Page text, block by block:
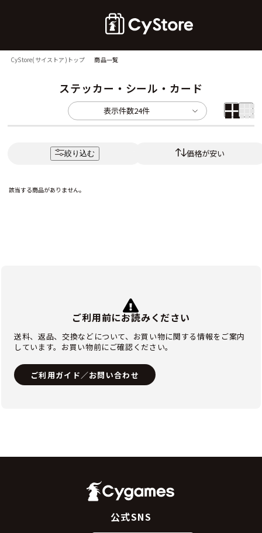
CyStore(サイストア)トップ 商品一覧
ステッカー・シール・カード
表示件数24件
絞り込む 価格が安い
該当する商品がありません。
ご利用前にお読みください
送料、返品、交換などについて、お買い物に関する情報をご案内
しています。お買い物前にご確認ください。
ご利用ガイド／お問い合わせ
公式SNS